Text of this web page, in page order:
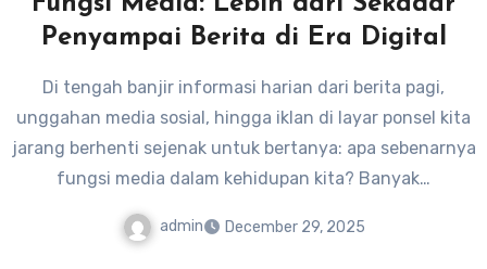
Penyampai Berita di Era Digital
Di tengah banjir informasi harian dari berita pagi,
unggahan media sosial, hingga iklan di layar ponsel kita
jarang berhenti sejenak untuk bertanya: apa sebenarnya
fungsi media dalam kehidupan kita? Banyak…
admin December 29, 2025